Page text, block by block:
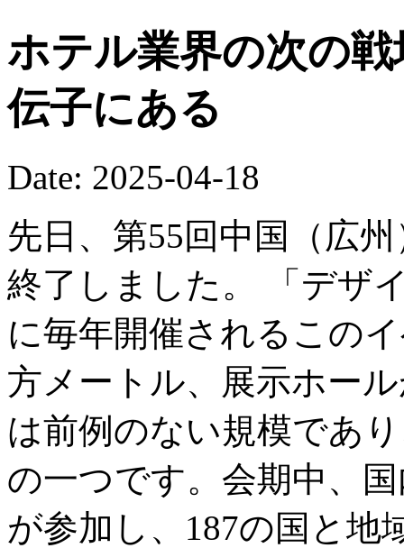
ホテル業界の次の
伝子にある
Date: 2025-04-18
先日、第55回中国（広
終了しました。 「デザ
に毎年開催されるこの
方メートル、展示ホー
は前例のない規模であ
の一つです。会期中、
が参加し、187の国と地